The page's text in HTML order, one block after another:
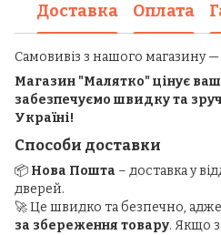
Доставка Оплата
Самовивіз з нашого магазину
Магазин "Малятко" цінує
забезпечуємо швидку та
Україні!
Способи доставки
📦 Нова Пошта – доставка у
дверей.
🚀 Це швидко та безпечно, адже
за збереження товару. Якщо